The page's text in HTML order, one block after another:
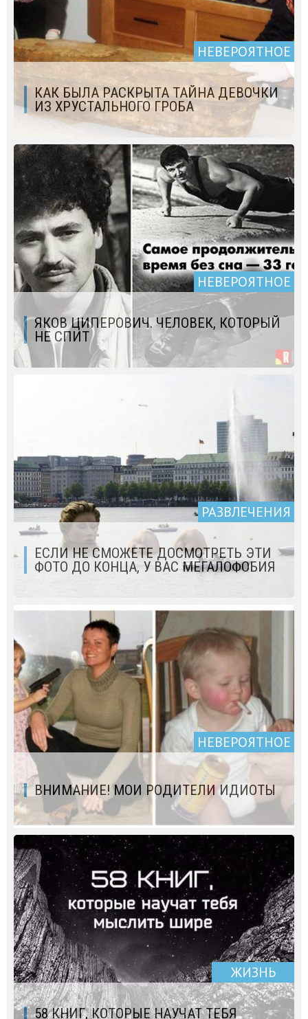
НЕВЕРОЯТНОЕ
КАК БЫЛА РАСКРЫТА ТАЙНА ДЕВОЧКИ
ИЗ ХРУСТАЛЬНОГО ГРОБА
НЕВЕРОЯТНОЕ
ЯКОВ ЦИПЕРОВИЧ. ЧЕЛОВЕК, КОТОРЫЙ
НЕ СПИТ
РАЗВЛЕЧЕНИЯ
ЕСЛИ НЕ СМОЖЕТЕ ДОСМОТРЕТЬ ЭТИ
ФОТО ДО КОНЦА, У ВАС МЕГАЛОФОБИЯ
НЕВЕРОЯТНОЕ
ВНИМАНИЕ! МОИ РОДИТЕЛИ ИДИОТЫ
ЖИЗНЬ
58 КНИГ, КОТОРЫЕ НАУЧАТ ТЕБЯ